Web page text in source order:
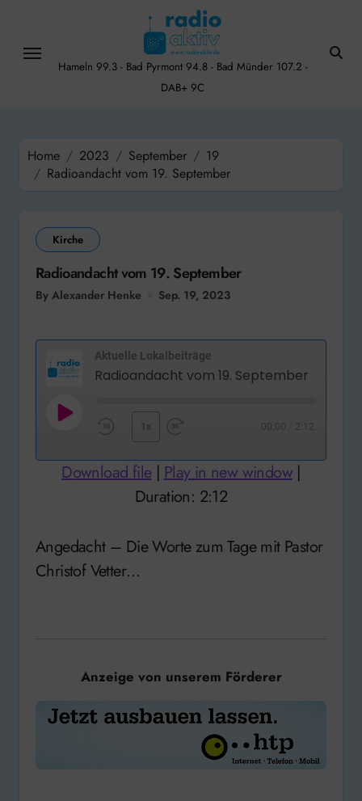
content
Hameln 99.3 - Bad Pyrmont 94.8 - Bad Münder 107.2 -
DAB+ 9C
Home 2023 September
19
Radioandacht vom 19. September
Kirche
Radioandacht vom 19. September
By Alexander Henke Sep. 19, 2023
Aktuelle Lokalbeiträge
Radioandacht vom 19. September
Play
10
Seconds
1x
Forward
2:12
Download file| Play in new window|
Duration: 2:12
Angedacht – Die Worte zum Tage mit Pastor
Christof Vetter…
Anzeige von unserem Förderer